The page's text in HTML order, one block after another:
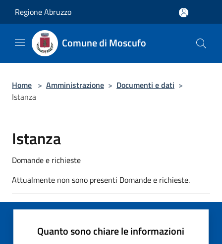
Regione Abruzzo
Comune di Moscufo
Home > Amministrazione > Documenti e dati >
Istanza
Istanza
Domande e richieste
Attualmente non sono presenti Domande e richieste.
Quanto sono chiare le informazioni